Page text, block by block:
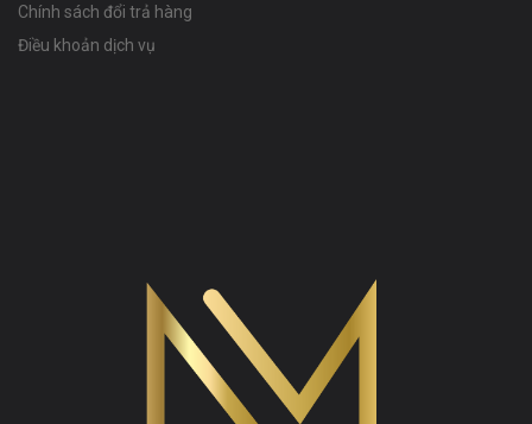
Chính sách đổi trả hàng
Điều khoản dịch vụ